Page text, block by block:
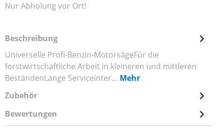
Nur Abholung vor Ort!
Beschreibung
Universelle Profi-Benzin-MotorsägeFür die
forstwirtschaftliche Arbeit in kleineren und mittleren
BeständenLange Serviceinter… Mehr
Zubehör
Bewertungen